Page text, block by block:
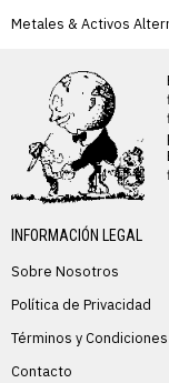
Metales & Activos
INFORMACIÓN LEGAL
Sobre Nosotros
Política de Privacidad
Términos y Condiciones
Contacto